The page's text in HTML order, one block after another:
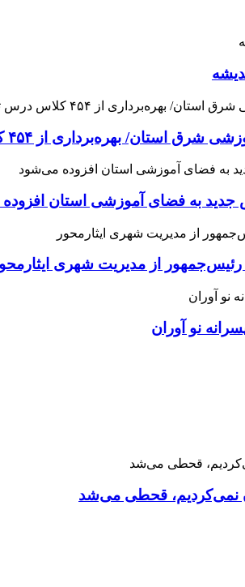
از ۴۵۴ کلاس درس تا مهرماه
رئیس‌جمهور از مدیریت شهری
نو آوران
نمی‌کردیم، قحطی می‌شد